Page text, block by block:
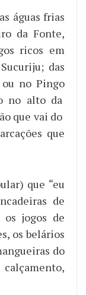
águas frias
da Fonte,
ricos em
das
ou no Pingo
no alto da
que vai do
que
que “eu
de
os jogos de
os belários
do